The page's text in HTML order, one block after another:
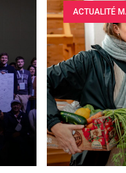
ACTUALITÉ